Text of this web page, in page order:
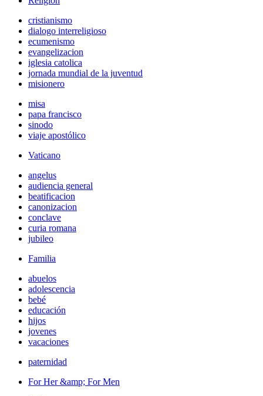
cristianismo
dialogo interreligioso
ecumenismo
evangelizacion
iglesia catolica
jornada mundial de la juventud
misionero
misa
papa francisco
sinodo
viaje apostólico
Vaticano
angelus
audiencia general
beatificacion
canonizacion
conclave
curia romana
jubileo
Familia
abuelos
adolescencia
bebé
educación
hijos
jovenes
vacaciones
paternidad
For Her &amp; For Men